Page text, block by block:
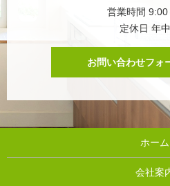
営業時間
定休日 年
お問い合わせフォ
ホーム
会社案